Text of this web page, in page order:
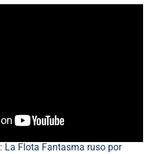
La Flota Fantasma ruso por